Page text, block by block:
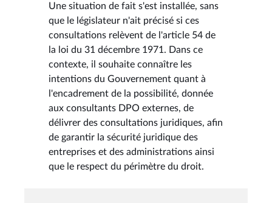
Une situation de fait s'est installée, sans
que le législateur n'ait précisé si ces
consultations relèvent de l'article 54 de
la loi du 31 décembre 1971. Dans ce
contexte, il souhaite connaître les
intentions du Gouvernement quant à
l'encadrement de la possibilité, donnée
aux consultants DPO externes, de
délivrer des consultations juridiques, afin
de garantir la sécurité juridique des
entreprises et des administrations ainsi
que le respect du périmètre du droit.